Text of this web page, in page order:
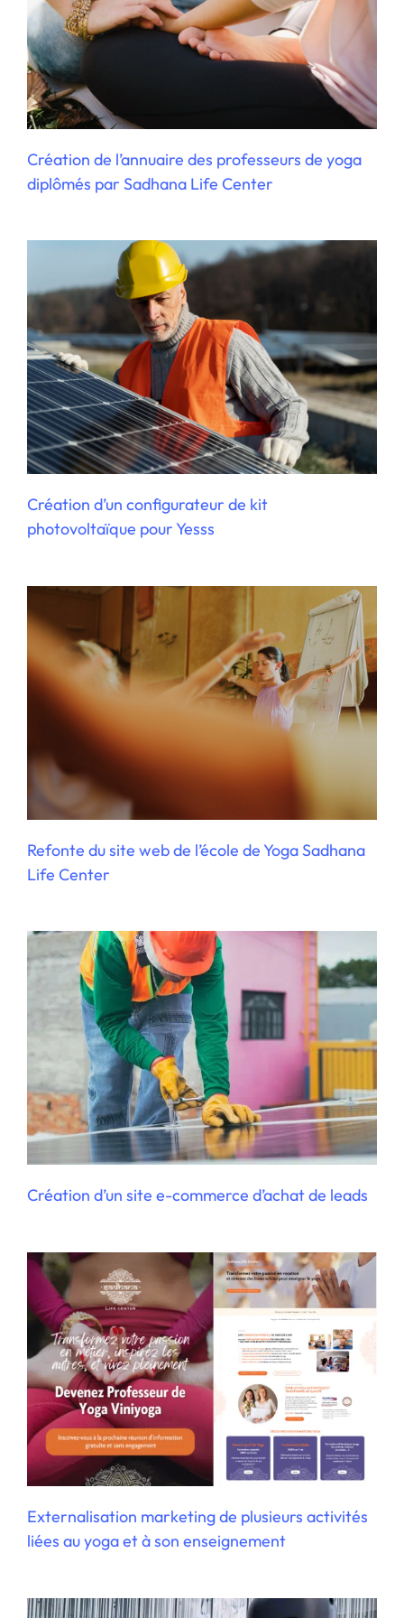
Création de l’annuaire des professeurs de yoga
diplômés par Sadhana Life Center
Création d’un configurateur de kit
photovoltaïque pour Yesss
Création d’un configurateur de kit
photovoltaïque pour Yesss
Refonte du site web de l’école de Yoga
Sadhana Life Center
Refonte du site web de l’école de Yoga Sadhana
Life Center
Création d’un site e-commerce d’achat
de leads
Création d’un site e-commerce d’achat de leads
Externalisation marketing de plusieurs
activités liées au yoga et à son
enseignement
Externalisation marketing de plusieurs activités
liées au yoga et à son enseignement
Création d’un site E-commerce pour du
textile made in France